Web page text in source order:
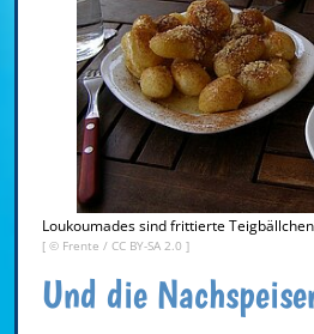
Loukoumades sind frittierte
[ © Frente / CC BY-SA 2.0 ]
Und die